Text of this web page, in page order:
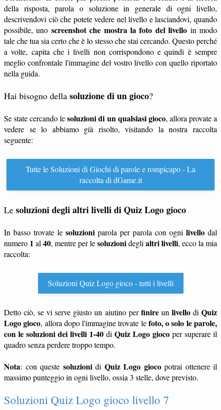
della risposta, parola o soluzione in generale di ogni livello,
descrivendovi ciò che potete vedere nel livello e lasciandovi, quando
possibile, uno screenshot che mostra la foto del livello in modo
tale che tua sia certo che è lo stesso che stai cercando. Questo perché
a volte, capita che i livelli non corrispondono e quindi è sempre
meglio confrontale l'immagine del vostro livello con quello riportato
nella guida.
Hai bisogno della soluzione di un gioco?
Se state cercando lesoluzioni di un qualsiasi gioco, allora provate a
vedere se lo abbiamo già risolto, visitando la nostra raccolta
seguente:
Tutte le Soluzioni di Giochi di parole e rompicapo - La
raccolta di dGame.it
Le soluzioni degli altri livelli di Quiz Logo gioco
In basso trovate le soluzioni parola per parola con ogni livello dal
numero 1 al 40, mentre per lesoluzionidegli altri livelli, ecco la mia
raccolta:
Soluzioni Quiz Logo gioco - tutti i livelli
Detto ciò, se vi serve giusto un aiutino perfinireun livellodiQuiz
Logo gioco, allora dopo l'immagine trovate lefoto, o solo le parole,
con le soluzioni dei livelli 1-40 di Quiz Logo gioco per superare il
quadro senza perdere troppo tempo.
Nota: con queste soluzionidi Quiz Logo giocopotrai ottenere il
massimo punteggio in ogni livello, ossia 3 stelle, dove previsto.
Soluzioni Quiz Logo gioco livello 7